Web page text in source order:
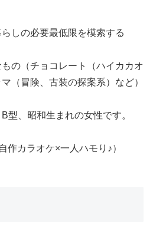
しの必要最低限を模索する
の（チョコレート（ハイカカオ
（冒険、古装の探案系）など）
型、昭和生まれの女性です。
自作カラオケ×一人ハモり♪）